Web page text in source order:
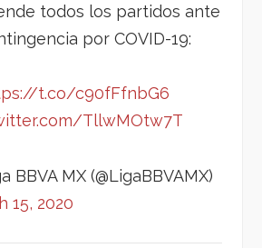
todos los partidos ante
por COVID-19:
t.co/c90fFfnbG6
TllwMOtw7T
BBVA MX (@LigaBBVAMX)
15, 2020